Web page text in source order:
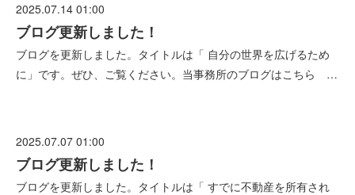
2025.07.14 01:00
ブログ更新しました！
ブログを更新しました。タイトルは「 自分の世界を広げるため
に」です。ぜひ、ご覧ください。当事務所のブログはこちら …
2025.07.07 01:00
ブログ更新しました！
ブログを更新しました。タイトルは「 すでに不動産を所有され